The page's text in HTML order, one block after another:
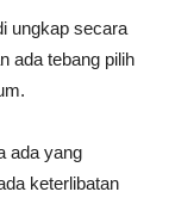
ungkap secara
ada tebang pilih
ada yang
keterlibatan